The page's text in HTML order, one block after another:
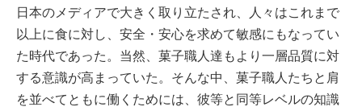
日本のメディアで大きく取り立たされ、人々はこれまで
以上に食に対し、安全・安心を求めて敏感にもなってい
た時代であった。当然、菓子職人達もより一層品質に対
する意識が高まっていた。そんな中、菓子職人たちと肩
を並べてともに働くためには、彼等と同等レベルの知識